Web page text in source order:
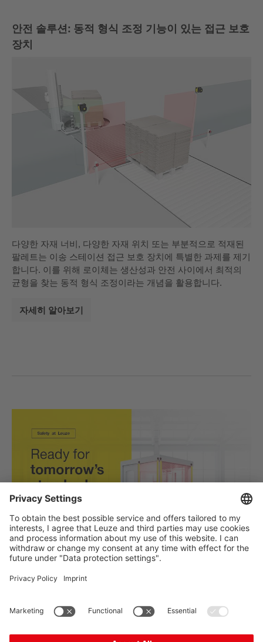
안전 솔루션: 동적 형식 조정 기능이 있는 접근 보호
장치
다양한 자재 너비, 다양한 자재 위치 또는 부분적으로 적재된
팔레트는 이송 스테이션 접근 보호 장치에 특별한 과제를 제기
합니다. 이를 위해 로이체는 생산성과 안전 사이에서 최적의
균형을 찾는 동적 형식 조정이라는 개념을 활용합니다.
자세히 알아보기
안전 전문 지식
가이드라인, 표준 및 계산 도구